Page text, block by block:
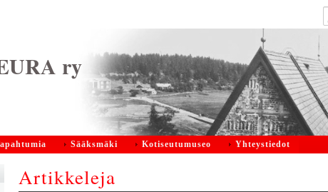
ry
Sääksmäki Kotiseutumuseo Yhteystiedot
Artikkeleja